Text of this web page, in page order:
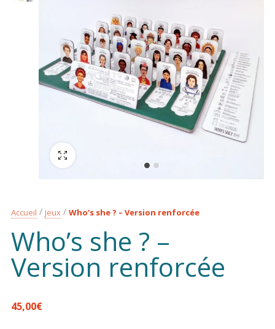
Accueil Jeux Who’s she ? – Version renforcée
Who’s she ? –
Version renforcée
45,00€